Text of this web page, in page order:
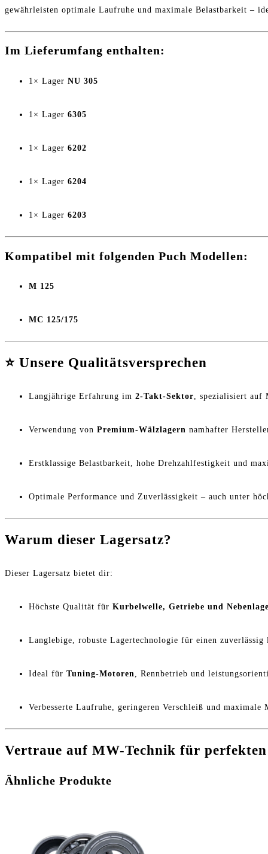
Motor
Menge
gewährleisten optimale Laufruhe und maximale Belastbarkeit –
Im Lieferumfang enthalten:
1× Lager NU 305
1× Lager 6305
1× Lager 6202
1× Lager 6204
1× Lager 6203
Kompatibel mit folgenden Puch Modellen:
M 125
MC 125/175
⭐ Unsere Qualitätsversprechen
Langjährige Erfahrung im 2-Takt-Sektor, spezialisiert auf
Verwendung von Premium-Wälzlagern namhafter
Erstklassige Belastbarkeit, hohe Drehzahlfestigkeit und
Optimale Performance und Zuverlässigkeit – auch unter
Warum dieser Lagersatz?
Dieser Lagersatz bietet dir:
Höchste Qualität für Kurbelwelle, Getriebe und
Langlebige, robuste Lagertechnologie für einen zuverlässig
Ideal für Tuning-Motoren, Rennbetrieb und
Verbesserte Laufruhe, geringeren Verschleiß und maximale
Vertraue auf MW-Technik für
Ähnliche Produkte